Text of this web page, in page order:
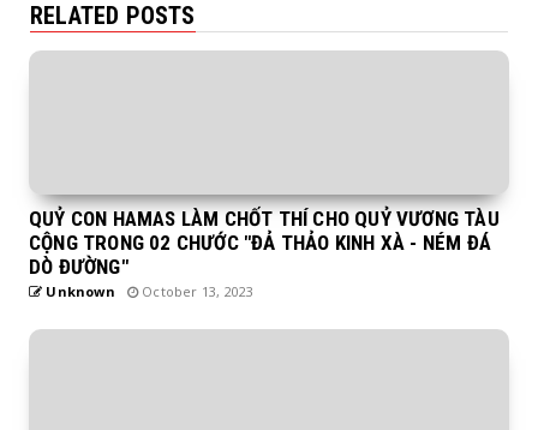
RELATED POSTS
QUỶ CON HAMAS LÀM CHỐT THÍ CHO QUỶ VƯƠNG TÀU
CỘNG TRONG 02 CHƯỚC "ĐẢ THẢO KINH XÀ - NÉM ĐÁ
DÒ ĐƯỜNG"
Unknown October 13, 2023